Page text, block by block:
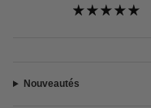
Nouveautés